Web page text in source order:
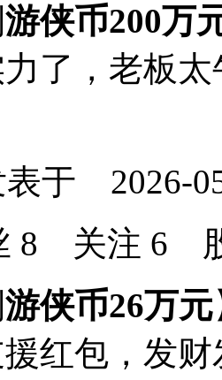
游侠币200万
了，老板
于 2026-
8 关注 6
游侠币26万元
红包，发财